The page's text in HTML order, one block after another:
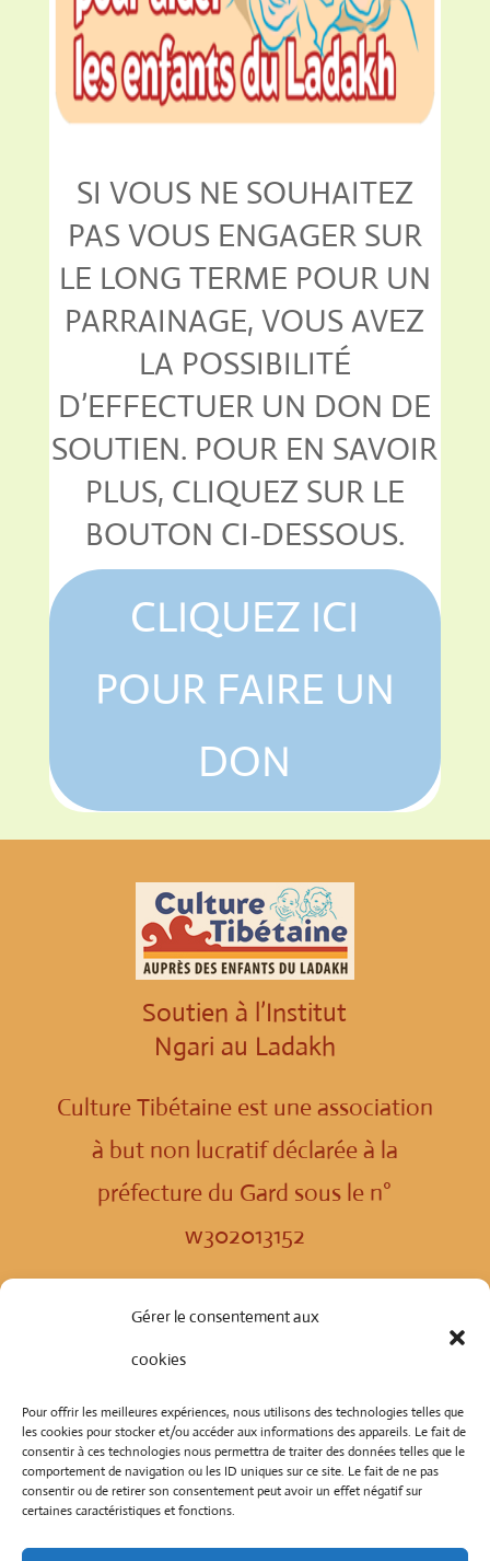
Gérer le consentement aux
cookies
Pour offrir les meilleures expériences, nous utilisons des technologies telles que
les cookies pour stocker et/ou accéder aux informations des appareils. Le fait de
consentir à ces technologies nous permettra de traiter des données telles que le
comportement de navigation ou les ID uniques sur ce site. Le fait de ne pas
consentir ou de retirer son consentement peut avoir un effet négatif sur
certaines caractéristiques et fonctions.
SI VOUS NE SOUHAITEZ
PAS VOUS ENGAGER SUR
LE LONG TERME POUR UN
PARRAINAGE, VOUS AVEZ
LA POSSIBILITÉ
D’EFFECTUER UN DON DE
SOUTIEN. POUR EN SAVOIR
PLUS, CLIQUEZ SUR LE
BOUTON CI-DESSOUS.
CLIQUEZ ICI
POUR FAIRE UN
DON
Soutien à l’Institut
Ngari au Ladakh
Culture Tibétaine est une association
à but non lucratif déclarée à la
préfecture du Gard sous le n°
w302013152
© Copyright 2024
Tous droits réservés
Facebook Culture Tibétaine